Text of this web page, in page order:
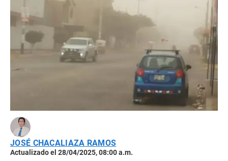
JOSÉ CHACALIAZA RAMOS
Actualizado el 28/04/2025, 08:00 a.m.